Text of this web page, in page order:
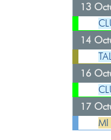
13
14
16
17
MI